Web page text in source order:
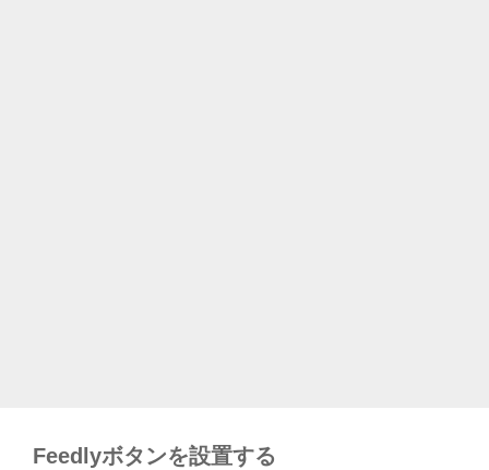
Feedlyボタンを設置する